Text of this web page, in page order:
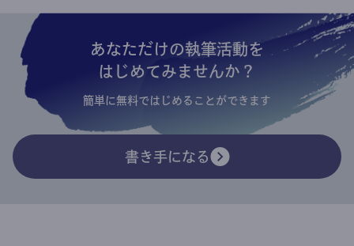
あなただけの執筆活動を
はじめてみませんか？
簡単に無料ではじめることができます
書き手になる